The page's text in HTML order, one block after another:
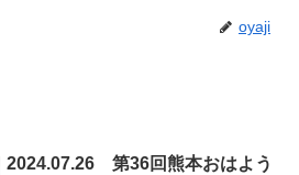
oyaji
2024.07.26 第36回熊本おはよう